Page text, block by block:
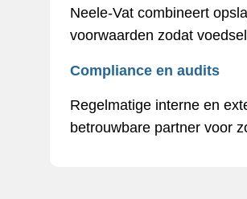
Neele-Vat combineert
voorwaarden zodat
Compliance en audits
Regelmatige interne en
betrouwbare partner voor